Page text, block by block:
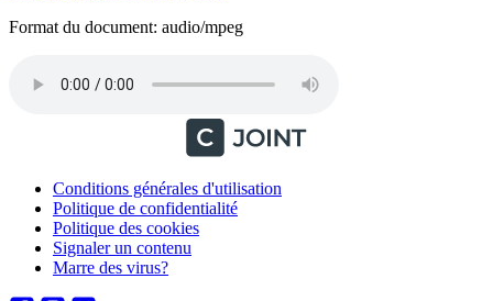
Format du document: audio/mpeg
Conditions générales d'utilisation
Politique de confidentialité
Politique des cookies
Signaler un contenu
Marre des virus?